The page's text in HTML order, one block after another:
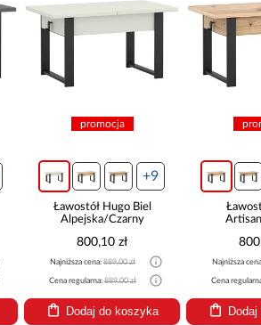
promocja
+9
Ławostół Hugo Biel
Alpejska/Czarny
800,10 zł
Najniższa cena: 889,00 zł
Cena regularna: 889,00 zł
Dodaj do koszyka
Najniższa
Cena